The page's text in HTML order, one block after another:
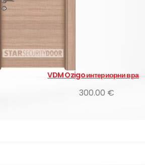
VDM Ozigo интериорни врати